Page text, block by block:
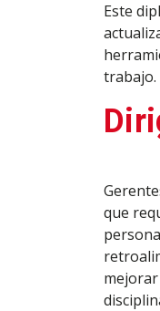
Este
trabajo.
que